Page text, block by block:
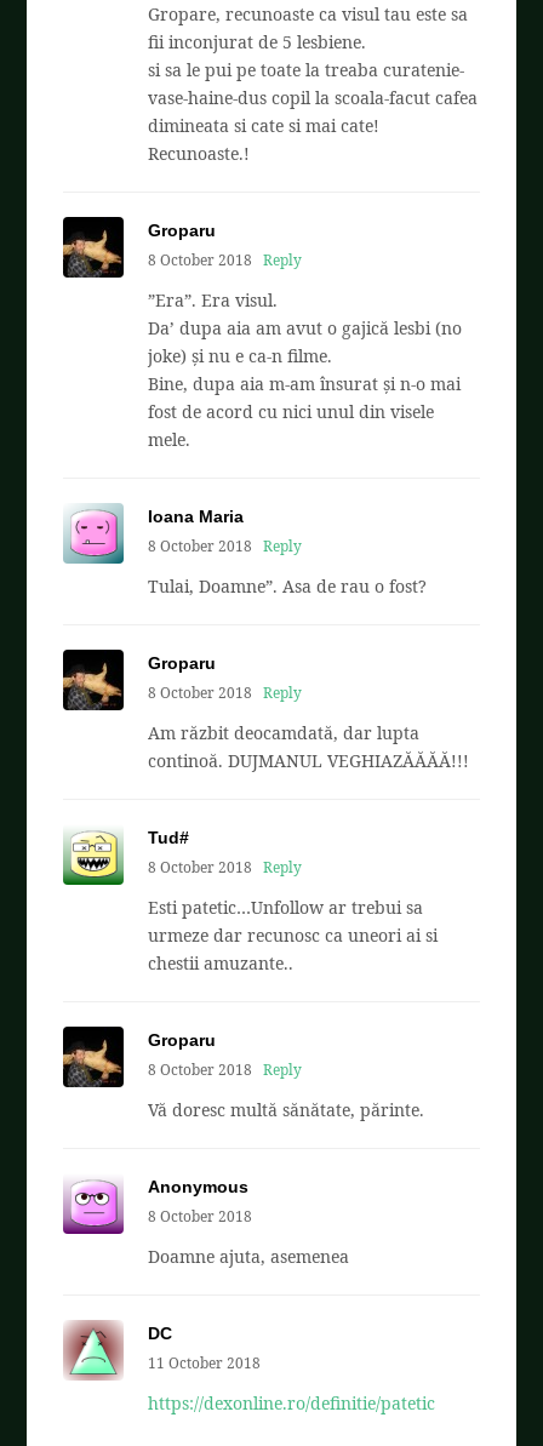
Gropare, recunoaste ca visul tau este sa
fii inconjurat de 5 lesbiene.
si sa le pui pe toate la treaba curatenie-
vase-haine-dus copil la scoala-facut cafea
dimineata si cate si mai cate!
Recunoaste.!
Groparu
8 October 2018
Reply
”Era”. Era visul.
Da’ dupa aia am avut o gajică lesbi (no
joke) și nu e ca-n filme.
Bine, dupa aia m-am însurat și n-o mai
fost de acord cu nici unul din visele
mele.
Ioana Maria
8 October 2018
Reply
Tulai, Doamne”. Asa de rau o fost?
Groparu
8 October 2018
Reply
Am răzbit deocamdată, dar lupta
continoă. DUJMANUL VEGHIAZĂĂĂĂ!!!
Tud#
8 October 2018
Reply
Esti patetic…Unfollow ar trebui sa
urmeze dar recunosc ca uneori ai si
chestii amuzante..
Groparu
8 October 2018
Reply
Vă doresc multă sănătate, părinte.
Anonymous
8 October 2018
Doamne ajuta, asemenea
DC
11 October 2018
https://dexonline.ro/definitie/patetic